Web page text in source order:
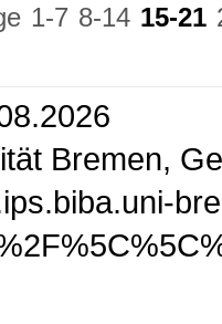
1-7 8-14 15-21
Bremen,